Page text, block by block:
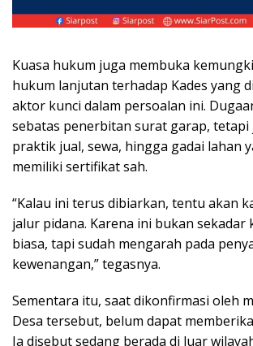
Kuasa hukum juga membuka
hukum lanjutan terhadap Kades yang
aktor kunci dalam persoalan ini.
sebatas penerbitan surat garap, tetapi
praktik jual, sewa, hingga gadai lahan
memiliki sertifikat sah.
“Kalau ini terus dibiarkan, tentu akan
jalur pidana. Karena ini bukan sekadar
biasa, tapi sudah mengarah pada
kewenangan,” tegasnya.
Sementara itu, saat dikonfirmasi oleh
Desa tersebut, belum dapat
Ia disebut sedang berada di luar